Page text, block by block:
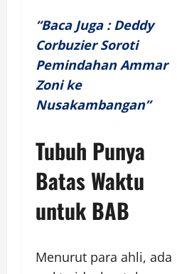
“Baca Juga : Deddy
Corbuzier Soroti
Pemindahan Ammar
Zoni ke
Nusakambangan”
Tubuh Punya
Batas Waktu
untuk BAB
Menurut para ahli, ada